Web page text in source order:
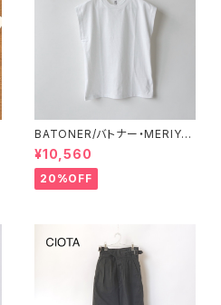
BATONER/バトナー・MERIYA
SU FRENCH SLEEVE
¥10,560
20%OFF